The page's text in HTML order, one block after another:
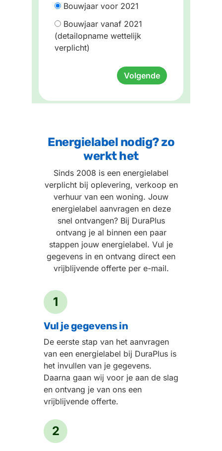
Bouwjaar voor 2021
Bouwjaar vanaf 2021
(detailopname wettelijk
verplicht)
Volgende
Energielabel nodig? zo
werkt het
Sinds 2008 is een energielabel
verplicht bij oplevering, verkoop en
verhuur van een woning. Jouw
energielabel aanvragen en deze
snel ontvangen? Bij DuraPlus
ontvang je al binnen een paar
stappen jouw energielabel. Vul je
gegevens in en ontvang direct een
vrijblijvende offerte per e-mail.
1
Vul je gegevens in
De eerste stap van het aanvragen
van een energielabel bij DuraPlus is
het invullen van je gegevens.
Daarna gaan wij voor je aan de slag
en ontvang je van ons een
vrijblijvende offerte.
2